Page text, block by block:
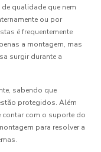
qualidade que nem
ou por
é frequentemente
a montagem, mas
surgir durante a
sabendo que
protegidos. Além
com o suporte do
para resolver a